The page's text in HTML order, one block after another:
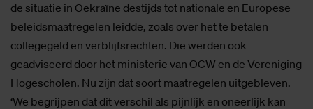
de situatie in Oekraïne destijds tot nationale en Europese
beleidsmaatregelen leidde, zoals over het te betalen
collegegeld en verblijfsrechten. Die werden ook
geadviseerd door het ministerie van OCW en de Vereniging
Hogescholen. Nu zijn dat soort maatregelen uitgebleven.
‘We begrijpen dat dit verschil als pijnlijk en oneerlijk kan